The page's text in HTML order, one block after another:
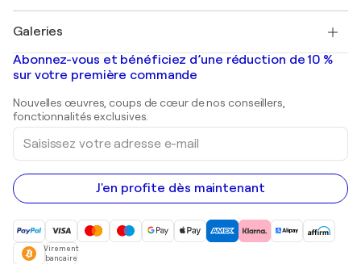
Banksy
Mr. Brainwash
Shepard Fairey
Tableaux abstraits à vendre
Peintures de paysage
Estampes
Peintures acryliques
Galeries
Galeries d'art en France
Galeries d'art en Belgique
Abonnez-vous et bénéficiez d’une réduction de 10 %
sur votre première commande
Nouvelles œuvres, coups de cœur de nos conseillers,
fonctionnalités exclusives.
Saisissez
votre
adresse
e-
mail
J'en profite dès maintenant
Virement
bancaire